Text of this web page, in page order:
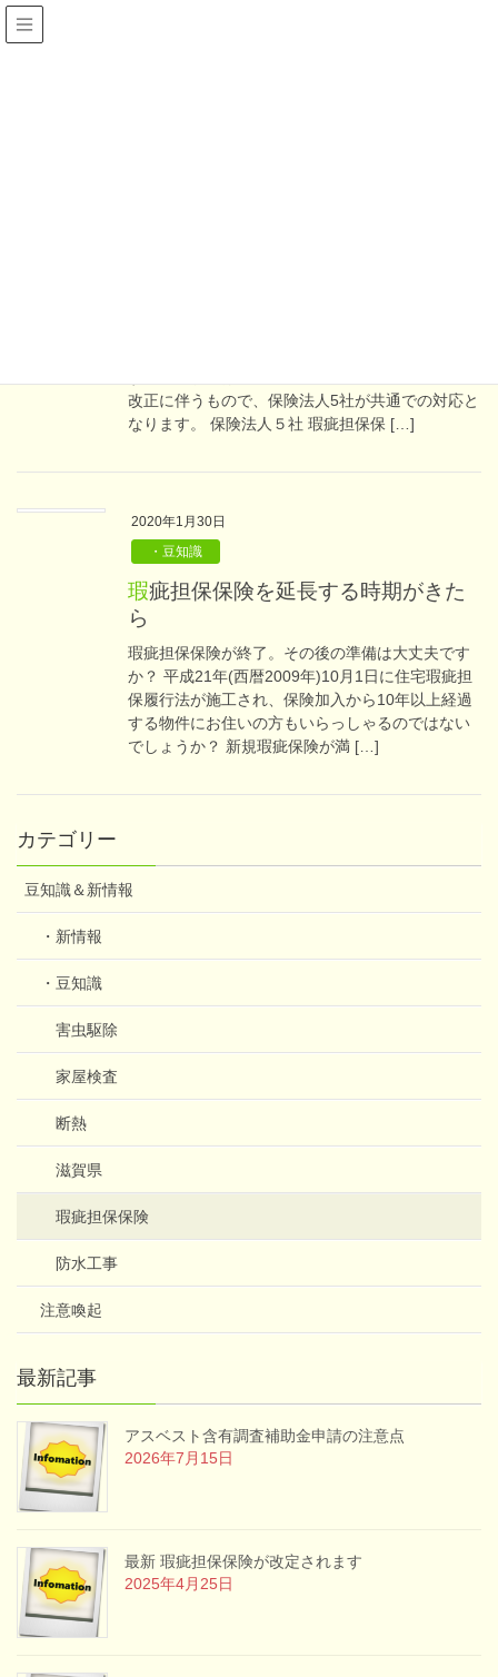
改正に伴うもので、保険法人5社が共通での対応と
なります。 保険法人５社 瑕疵担保保 […]
2020年1月30日
・豆知識
瑕疵担保保険を延長する時期がきた
ら
瑕疵担保保険が終了。その後の準備は大丈夫です
か？ 平成21年(西暦2009年)10月1日に住宅瑕疵担
保履行法が施工され、保険加入から10年以上経過
する物件にお住いの方もいらっしゃるのではない
でしょうか？ 新規瑕疵保険が満 […]
カテゴリー
豆知識＆新情報
・新情報
・豆知識
害虫駆除
家屋検査
断熱
滋賀県
瑕疵担保保険
防水工事
注意喚起
最新記事
アスベスト含有調査補助金申請の注意点
2026年7月15日
最新 瑕疵担保保険が改定されます
2025年4月25日